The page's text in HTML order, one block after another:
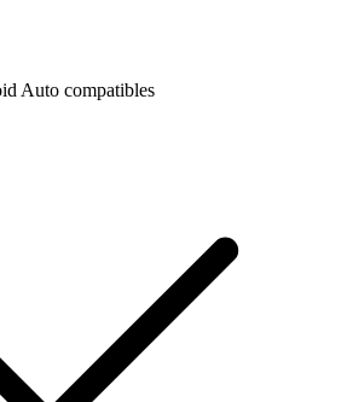
Auto compatibles